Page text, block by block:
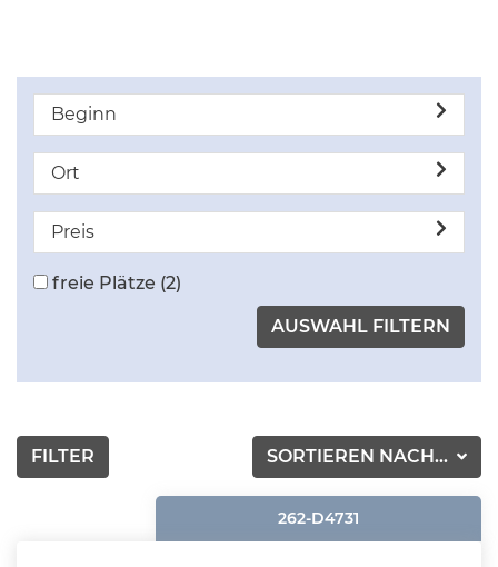
Beginn
Ort
Preis
freie Plätze (2)
SORTIEREN NACH...
FILTER
262-D4731